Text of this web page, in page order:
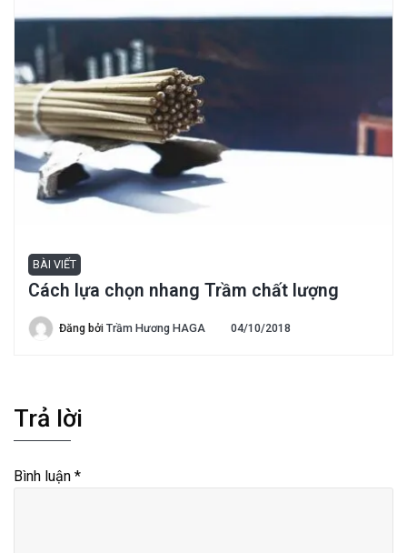
BÀI VIẾT
Cách lựa chọn nhang Trầm chất lượng
Đăng bởi Trầm Hương HAGA 04/10/2018
Trả lời
Bình luận *